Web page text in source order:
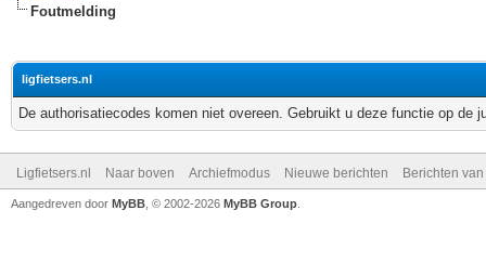
Foutmelding
ligfietsers.nl
De authorisatiecodes komen niet overeen. Gebruikt u deze functie op de
Ligfietsers.nl Naar boven Archiefmodus Nieuwe berichten Berichten
Aangedreven door MyBB , © 2002-2026 MyBB Group